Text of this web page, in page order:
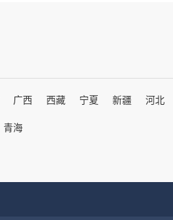
广西 西藏 宁夏 新疆 河北
青海